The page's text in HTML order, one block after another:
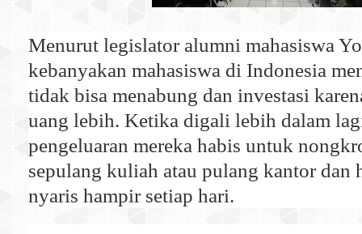
Menurut legislator alumni mahasiswa
kebanyakan mahasiswa di Indonesia
tidak bisa menabung dan investasi
uang lebih. Ketika digali lebih dalam
pengeluaran mereka habis untuk
sepulang kuliah atau pulang kantor
nyaris hampir setiap hari.